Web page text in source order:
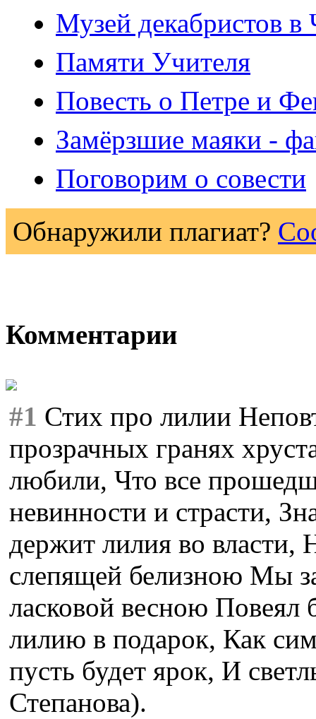
Музей декабристов в
Памяти Учителя
Повесть о Петре и
Замёрзшие маяки -
Поговорим о совести
Обнаружили плагиат?
Комментарии
#1 Стих про лилии
прозрачных гранях
любили, Что все
невинности и страсти,
держит лилия во власти,
слепящей белизною Мы
ласковой весною
лилию в подарок, Как
пусть будет ярок, И
Степанова).